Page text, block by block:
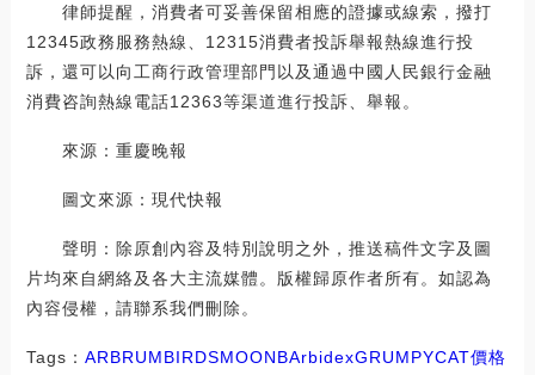
律師提醒，消費者可妥善保留相應的證據或線索，撥打
12345政務服務熱線、12315消費者投訴舉報熱線進行投
訴，還可以向工商行政管理部門以及通過中國人民銀行金融
消費咨詢熱線電話12363等渠道進行投訴、舉報。
來源：重慶晚報
圖文來源：現代快報
聲明：除原創內容及特別說明之外，推送稿件文字及圖
片均來自網絡及各大主流媒體。版權歸原作者所有。如認為
內容侵權，請聯系我們刪除。
Tags： ARBRUMBIRDSMOONBArbidexGRUMPYCAT價格